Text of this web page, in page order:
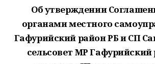
Об утверждении
органами местного
Гафурийский район РБ и СП
сельсовет МР Гафурийский